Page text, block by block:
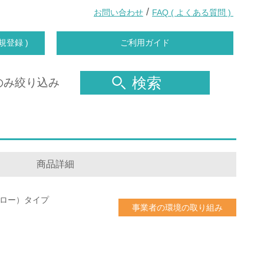
お問い合わせ / FAQ ( よくある質問 )
登録 ) ご利用ガイド
み絞り込み 検索
商品詳細
ー）タイプ
事業者の環境の取り組み